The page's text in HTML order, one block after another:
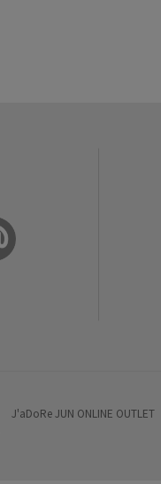
J'aDoRe JUN ONLINE OUTLET